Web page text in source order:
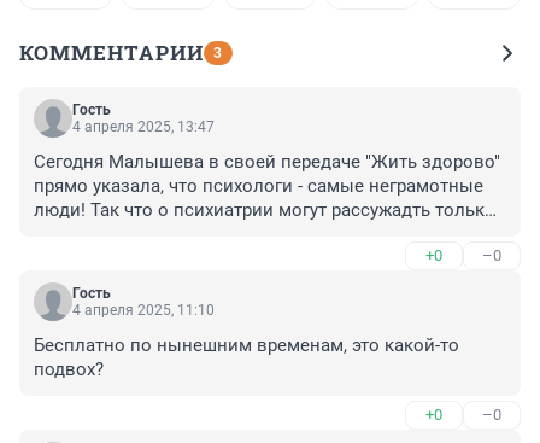
КОММЕНТАРИИ 3
Гость
4 апреля 2025, 13:47
Сегодня Малышева в своей передаче "Жить здорово"
прямо указала, что психологи - самые неграмотные
люди! Так что о психиатрии могут рассужадть только
+0 –0
Гость
4 апреля 2025, 11:10
Бесплатно по нынешним временам, это какой-то
подвох?
+0 –0